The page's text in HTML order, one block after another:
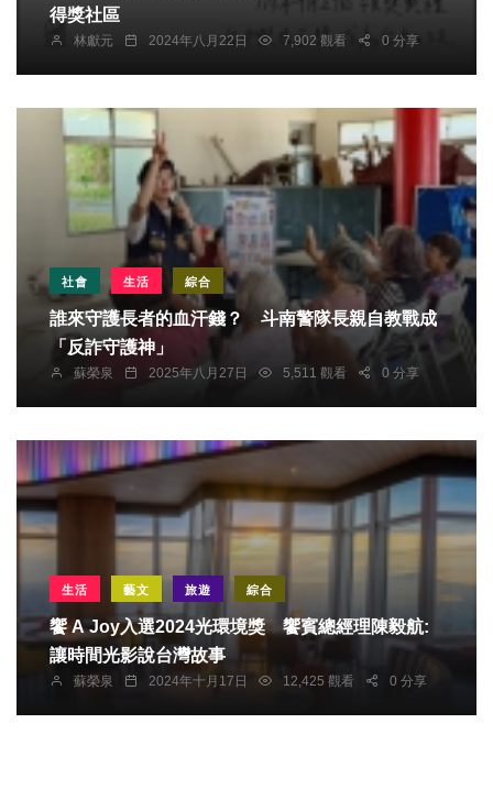
得獎社區
林獻元 2024年八月22日 7,902 觀看 0 分享
社會 生活 綜合
誰來守護長者的血汗錢？ 斗南警隊長親自教戰成
「反詐守護神」
蘇榮泉 2025年八月27日 5,511 觀看 0 分享
生活 藝文 旅遊 綜合
饗 A Joy入選2024光環境獎 饗賓總經理陳毅航:
讓時間光影說台灣故事
蘇榮泉 2024年十月17日 12,425 觀看 0 分享